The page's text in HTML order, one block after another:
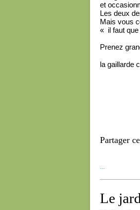
et
Les deux
Mais vous
« il faut que
Prenez
la gaillarde
Partager
Le